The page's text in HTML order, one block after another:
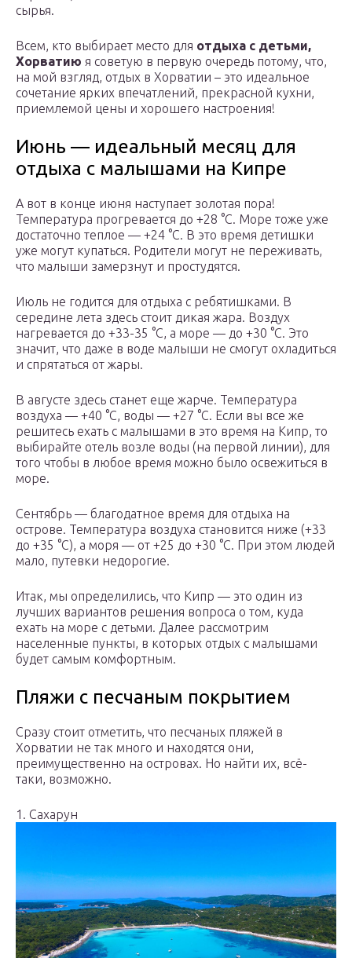
сырья.
Всем, кто выбирает место для отдыха с детьми,
Хорватию я советую в первую очередь потому, что,
на мой взгляд, отдых в Хорватии – это идеальное
сочетание ярких впечатлений, прекрасной кухни,
приемлемой цены и хорошего настроения!
Июнь — идеальный месяц для
отдыха с малышами на Кипре
А вот в конце июня наступает золотая пора!
Температура прогревается до +28 °C. Море тоже уже
достаточно теплое — +24 °C. В это время детишки
уже могут купаться. Родители могут не переживать,
что малыши замерзнут и простудятся.
Июль не годится для отдыха с ребятишками. В
середине лета здесь стоит дикая жара. Воздух
нагревается до +33-35 °C, а море — до +30 °C. Это
значит, что даже в воде малыши не смогут охладиться
и спрятаться от жары.
В августе здесь станет еще жарче. Температура
воздуха — +40 °C, воды — +27 °C. Если вы все же
решитесь ехать с малышами в это время на Кипр, то
выбирайте отель возле воды (на первой линии), для
того чтобы в любое время можно было освежиться в
море.
Сентябрь — благодатное время для отдыха на
острове. Температура воздуха становится ниже (+33
до +35 °C), а моря — от +25 до +30 °C. При этом людей
мало, путевки недорогие.
Итак, мы определились, что Кипр — это один из
лучших вариантов решения вопроса о том, куда
ехать на море с детьми. Далее рассмотрим
населенные пункты, в которых отдых с малышами
будет самым комфортным.
Пляжи с песчаным покрытием
Сразу стоит отметить, что песчаных пляжей в
Хорватии не так много и находятся они,
преимущественно на островах. Но найти их, всё-
таки, возможно.
1. Сахарун